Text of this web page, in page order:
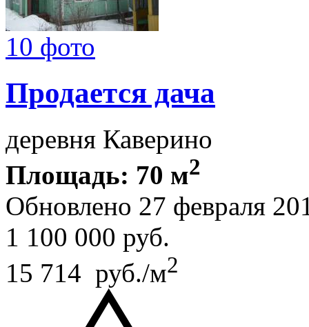
10 фото
Продается дача
деревня Каверино
Площадь: 70 м2
Обновлено 27 февраля
1 100 000 руб.
15 714 руб./м2